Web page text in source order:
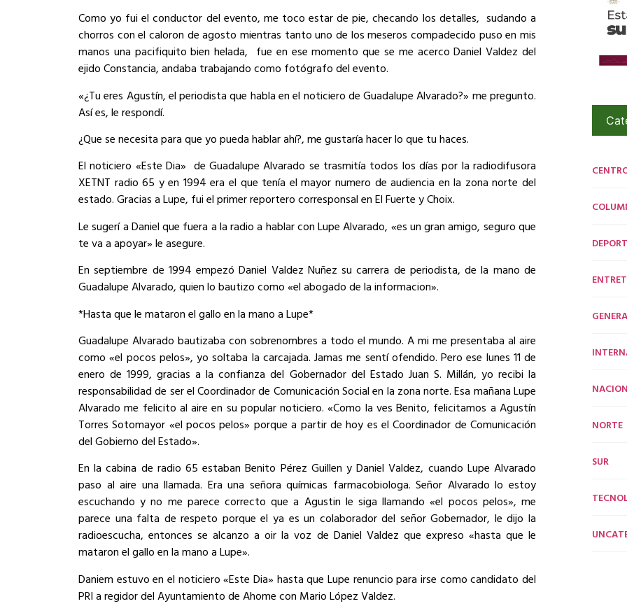
Como yo fui el conductor del evento, me toco estar de pie, checando los detalles, sudando a
chorros con el caloron de agosto mientras tanto uno de los meseros compadecido puso en mis
manos una pacifiquito bien helada, fue en ese momento que se me acerco Daniel Valdez del
ejido Constancia, andaba trabajando como fotógrafo del evento.
«¿Tu eres Agustín, el periodista que habla en el noticiero de Guadalupe Alvarado?» me pregunto.
Así es, le respondí.
¿Que se necesita para que yo pueda hablar ahí?, me gustaría hacer lo que tu haces.
El noticiero «Este Dia» de Guadalupe Alvarado se trasmitía todos los días por la radiodifusora
XETNT radio 65 y en 1994 era el que tenía el mayor numero de audiencia en la zona norte del
estado. Gracias a Lupe, fui el primer reportero corresponsal en El Fuerte y Choix.
Le sugerí a Daniel que fuera a la radio a hablar con Lupe Alvarado, «es un gran amigo, seguro que
te va a apoyar» le asegure.
En septiembre de 1994 empezó Daniel Valdez Nuñez su carrera de periodista, de la mano de
Guadalupe Alvarado, quien lo bautizo como «el abogado de la informacion».
*Hasta que le mataron el gallo en la mano a Lupe*
Guadalupe Alvarado bautizaba con sobrenombres a todo el mundo. A mi me presentaba al aire
como «el pocos pelos», yo soltaba la carcajada. Jamas me sentí ofendido. Pero ese lunes 11 de
enero de 1999, gracias a la confianza del Gobernador del Estado Juan S. Millán, yo recibi la
responsabilidad de ser el Coordinador de Comunicación Social en la zona norte. Esa mañana Lupe
Alvarado me felicito al aire en su popular noticiero. «Como la ves Benito, felicitamos a Agustín
Torres Sotomayor «el pocos pelos» porque a partir de hoy es el Coordinador de Comunicación
del Gobierno del Estado».
En la cabina de radio 65 estaban Benito Pérez Guillen y Daniel Valdez, cuando Lupe Alvarado
paso al aire una llamada. Era una señora químicas farmacobiologa. Señor Alvarado lo estoy
escuchando y no me parece correcto que a Agustin le siga llamando «el pocos pelos», me
parece una falta de respeto porque el ya es un colaborador del señor Gobernador, le dijo la
radioescucha, entonces se alcanzo a oir la voz de Daniel Valdez que expreso «hasta que le
mataron el gallo en la mano a Lupe».
Daniem estuvo en el noticiero «Este Dia» hasta que Lupe renuncio para irse como candidato del
PRI a regidor del Ayuntamiento de Ahome con Mario López Valdez.
NORTE
SUR